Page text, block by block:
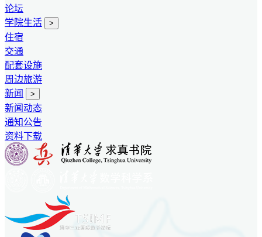
论坛
学院生活
>
住宿
交通
配套设施
周边旅游
新闻
>
新闻动态
通知公告
资料下载